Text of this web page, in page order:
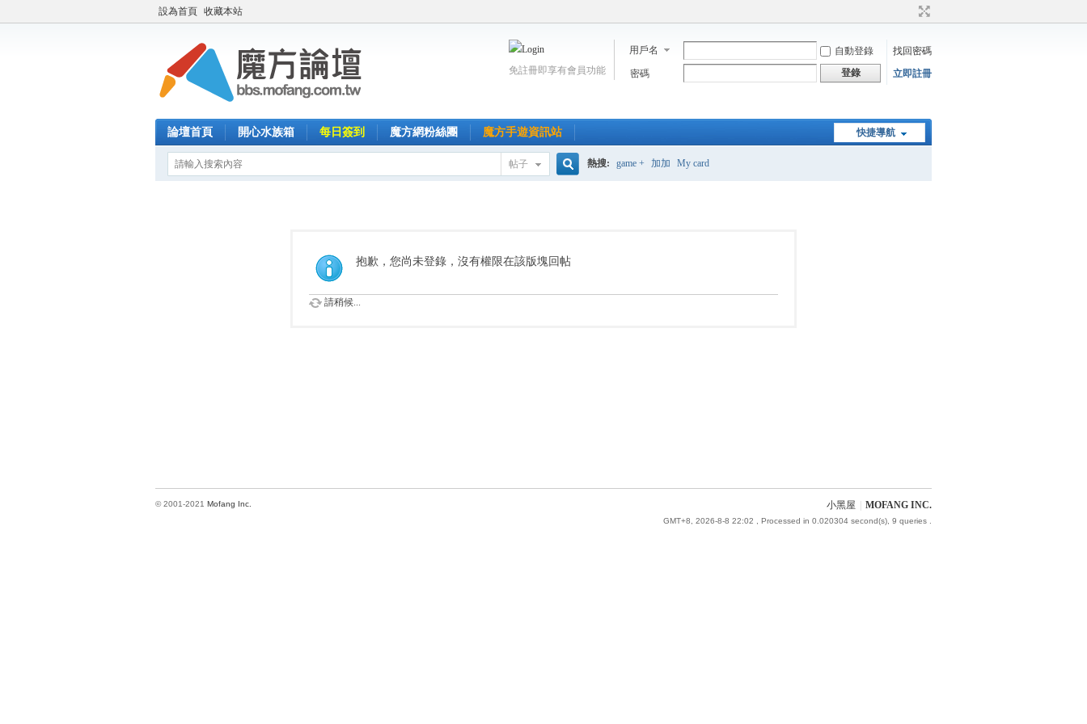
設為首頁 收藏本站
用戶名 自動登錄
找回密碼
密碼
登錄 立即註冊
免註冊即享有會員功能
快捷導航
論壇首頁 開心水族箱 每日簽到 魔方網粉絲團 魔方手遊資訊站
帖子
索
熱搜: game + 加加 My card
抱歉，您尚未登錄，沒有權限在該版塊回帖
請稍候...
小黑屋 MOFANG INC.
GMT+8, 2026-8-8 22:02 , Processed in 0.020304 second(s), 9 queries .
© 2001-2021 Mofang Inc.